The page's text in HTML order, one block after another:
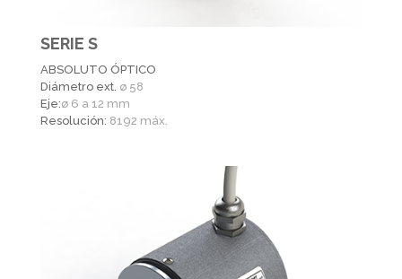
SERIE S
ABSOLUTO ÓPTICO
Diámetro ext. ø 58
Eje:ø 6 a 12 mm
Resolución: 8192 máx.